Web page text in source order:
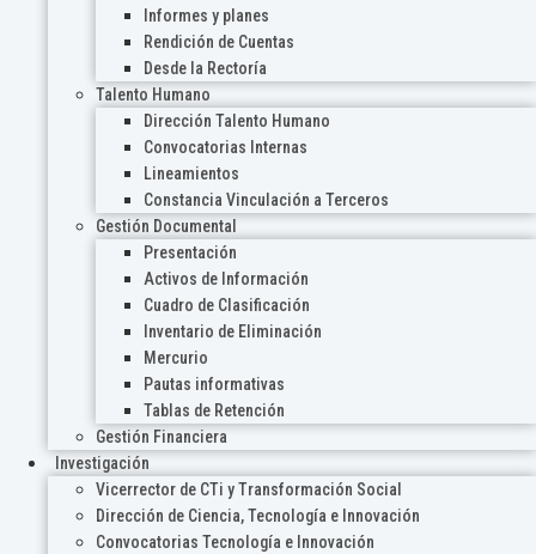
Informes y planes
Rendición de Cuentas
Desde la Rectoría
Talento Humano
Dirección Talento Humano
Convocatorias Internas
Lineamientos
Constancia Vinculación a Terceros
Gestión Documental
Presentación
Activos de Información
Cuadro de Clasificación
Inventario de Eliminación
Mercurio
Pautas informativas
Tablas de Retención
Gestión Financiera
Investigación
Vicerrector de CTi y Transformación Social
Dirección de Ciencia, Tecnología e Innovación
Convocatorias Tecnología e Innovación